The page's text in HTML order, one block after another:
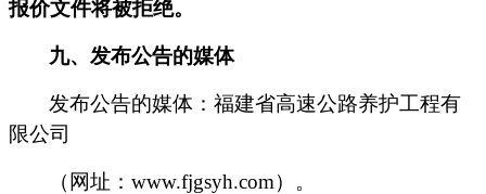
报价文件将被拒绝。
九、发布公告的媒体
发布公告的媒体： 福建省高速公路养护工程有
限公司
（网址： www.fjgsyh.com） 。